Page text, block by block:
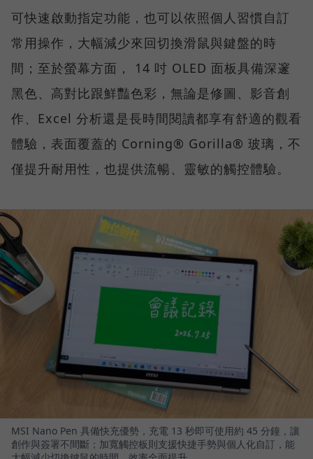
可快速啟動指定功能，也可以依照個人習慣自訂
常用操作，大幅減少來回切換滑鼠與鍵盤的時
間；至於螢幕方面， 14 吋 OLED 面板具備深邃
黑色、高對比跟鮮豔色彩，無論是修圖、影音創
作、Excel 分析還是長時間閱讀都享有舒適的觀看
體驗，表面覆蓋的 Corning® Gorilla® 玻璃，不
僅提升耐用性，也提供流暢、靈敏的觸控體驗。
MSI Nano Pen 具備快充優勢，充電 13 秒即可使用約 45 分鐘，讓
創作與簽署不間斷；加寬觸控板則支援快捷手勢與個人化自訂，能